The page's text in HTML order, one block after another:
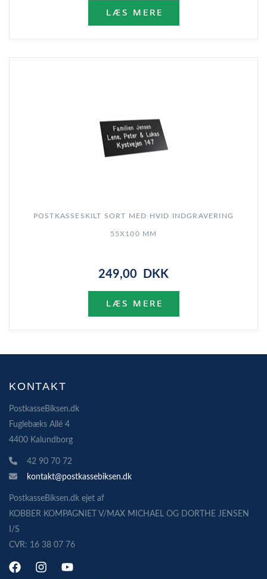
POSTKASSESKILT SORT MED HVID INDGRAVERING
55X100 MM
249,00 DKK
KONTAKT
PostkasseBiksen.dk
Fuglebæks Allé 4
4400 Kalundborg
42 90 70 72
kontakt@postkassebiksen.dk
PostkasseBiksen.dk ejet af
KOBBER KOMPAGNIET V/MAX MICHAEL OG DORTHE JENSEN
I/S
CVR: 16 38 07 76